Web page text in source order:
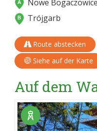
Nowe Bogaczowice
Trójgarb
Route abstecken
Siehe auf der Karte
Auf dem